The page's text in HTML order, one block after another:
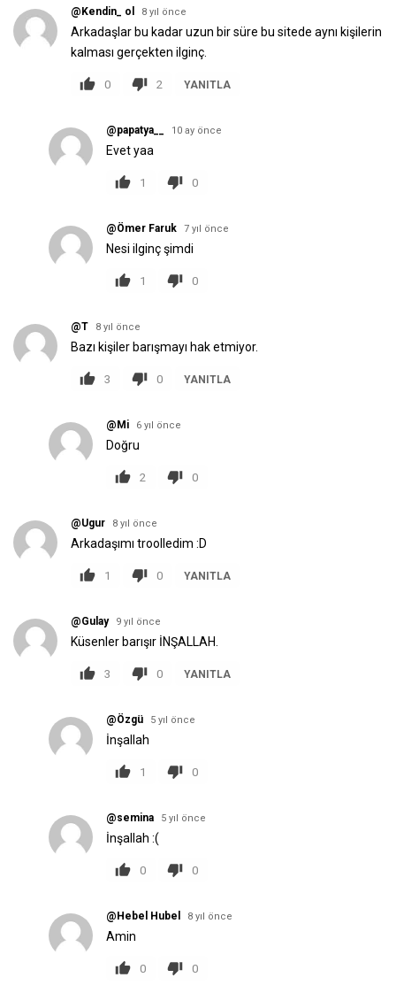
@Kendin_ ol 8 yıl önce
Arkadaşlar bu kadar uzun bir süre bu sitede aynı kişilerin
kalması gerçekten ilginç.
0 2 YANITLA
@papatya__ 10 ay önce
Evet yaa
1 0
@Ömer Faruk 7 yıl önce
Nesi ilginç şimdi
1 0
@T 8 yıl önce
Bazı kişiler barışmayı hak etmiyor.
3 0 YANITLA
@Mi 6 yıl önce
Doğru
2 0
@Ugur 8 yıl önce
Arkadaşımı troolledim :D
1 0 YANITLA
@Gulay 9 yıl önce
Küsenler barışır İNŞALLAH.
3 0 YANITLA
@Özgü 5 yıl önce
İnşallah
1 0
@semina 5 yıl önce
İnşallah :(
0 0
@Hebel Hubel 8 yıl önce
Amin
0 0